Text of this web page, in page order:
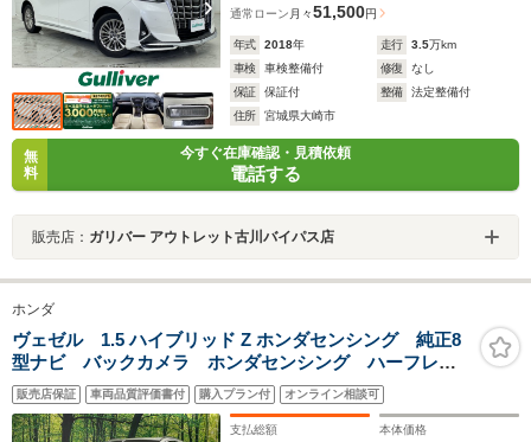
通常ローン 月々51,500円
年式 2018年 走行 3.5万km
車検
車検整備付 修復
なし
保証
保証付 整備
法定整備付
住所
宮城県大崎市
無
料
今すぐ在庫確認・見積依頼
電話する
販売店： ガリバー アウトレット古川バイパス店
ホンダ
ヴェゼル 1.5 ハイブリッド Z ホンダセンシング 純正8
型ナビ バックカメラ ホンダセンシング ハーフレザ
ーシート コーナーセンサー シートヒーター スマー
トキー LEDヘッド ルーフレール ETC 純正17イン
チアルミ 車線逸脱警報 オートライト
販売店保証 車両品質評価書付 購入プラン付 オンライン相談可
支払総額 本体価格